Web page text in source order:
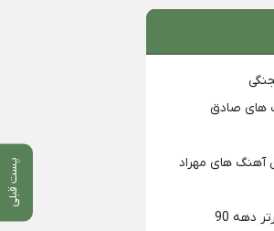
پست قبلی
های صادق
آهنگ های مهراد